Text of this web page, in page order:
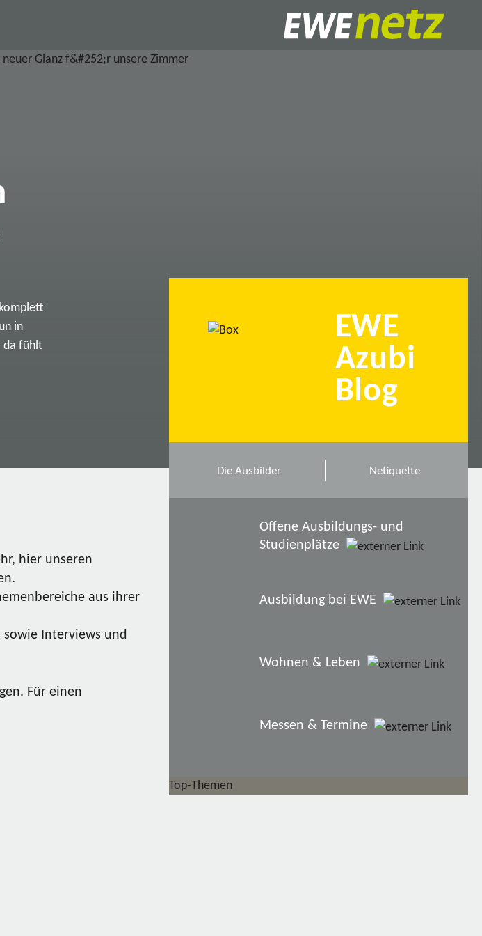
in
da fühlt
hier unseren
aus ihrer
Interviews und
Für einen
EWE
Azubi
Blog
Die Ausbilder Netiquette
Offene Ausbildungs- und
Studienplätze
Ausbildung bei EWE
Wohnen & Leben
Messen & Termine
Top-Themen